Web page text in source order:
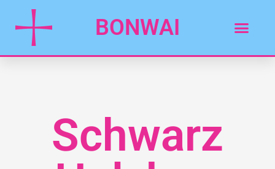
BONWAI
Schwarz